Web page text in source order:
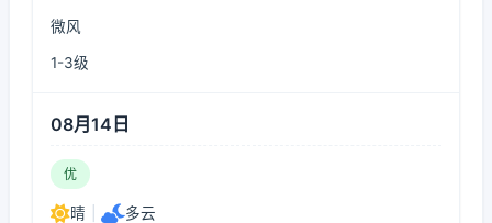
微风
1-3级
08月14日
优
晴 多云